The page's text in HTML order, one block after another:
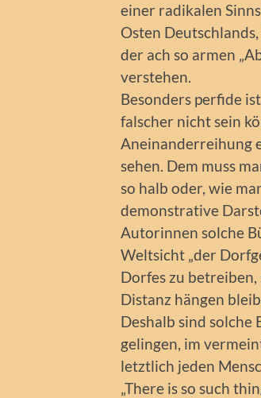
einer radikalen
Osten
der ach so armen
verstehen.
Besonders perfide
falscher nicht sein
Aneinanderreihung
sehen. Dem muss
so halb oder, wie
demonstrative
Autorinnen solche
Weltsicht „der
Dorfes zu
Distanz hängen
Deshalb sind solche
gelingen, im
letztlich jeden
„There is so such